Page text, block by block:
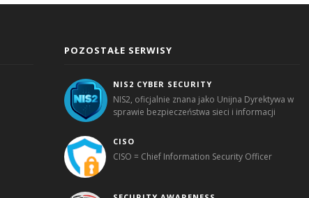
POZOSTAŁE SERWISY
NIS2 CYBER SECURITY
NIS2, oficjalnie znana jako Unijna Dyrektywa w
sprawie bezpieczeństwa sieci i informacji
CISO
CISO = Chief Information Security Officer